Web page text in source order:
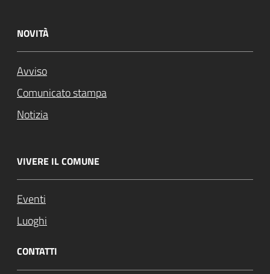
NOVITÀ
Avviso
Comunicato stampa
Notizia
VIVERE IL COMUNE
Eventi
Luoghi
CONTATTI